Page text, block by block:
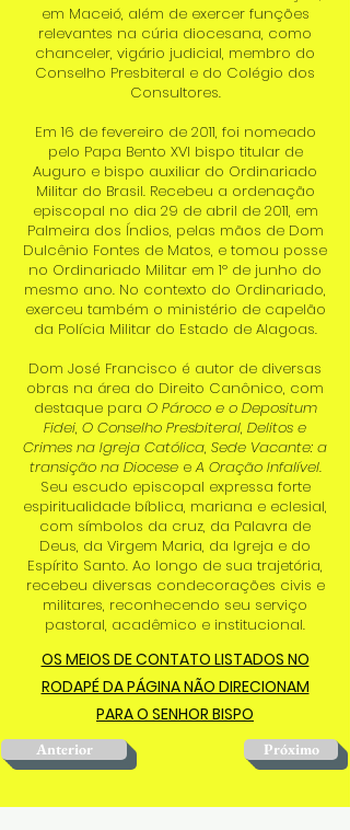
em Maceió, além de exercer funções
relevantes na cúria diocesana, como
chanceler, vigário judicial, membro do
Conselho Presbiteral e do Colégio dos
Consultores.
Em 16 de fevereiro de 2011, foi nomeado
pelo Papa Bento XVI bispo titular de
Auguro e bispo auxiliar do Ordinariado
Militar do Brasil. Recebeu a ordenação
episcopal no dia 29 de abril de 2011, em
Palmeira dos Índios, pelas mãos de Dom
Dulcênio Fontes de Matos, e tomou posse
no Ordinariado Militar em 1º de junho do
mesmo ano. No contexto do Ordinariado,
exerceu também o ministério de capelão
da Polícia Militar do Estado de Alagoas.
Dom José Francisco é autor de diversas
obras na área do Direito Canônico, com
destaque para O Pároco e o Depositum
Fidei, O Conselho Presbiteral, Delitos e
Crimes na Igreja Católica, Sede Vacante: a
transição na DioceseeA Oração Infalível.
Seu escudo episcopal expressa forte
espiritualidade bíblica, mariana e eclesial,
com símbolos da cruz, da Palavra de
Deus, da Virgem Maria, da Igreja e do
Espírito Santo. Ao longo de sua trajetória,
recebeu diversas condecorações civis e
militares, reconhecendo seu serviço
pastoral, acadêmico e institucional.
OS MEIOS DE CONTATO LISTADOS NO
RODAPÉ DA PÁGINA NÃO DIRECIONAM
PARA O SENHOR BISPO
Anterior Próximo